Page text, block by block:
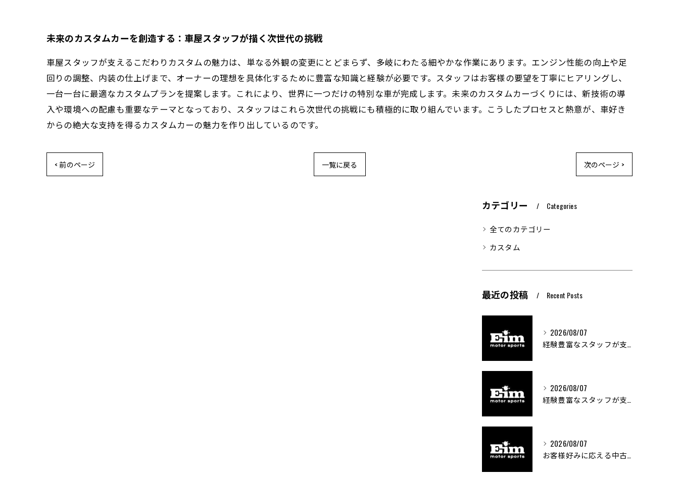
未来のカスタムカーを創造する：車屋スタッフが描く次世代の挑戦
車屋スタッフが支えるこだわりカスタムの魅力は、単なる外観の変更にとどまらず、多岐にわたる細やかな作業にあります。エンジン性能の向上や足
回りの調整、内装の仕上げまで、オーナーの理想を具体化するために豊富な知識と経験が必要です。スタッフはお客様の要望を丁寧にヒアリングし、
一台一台に最適なカスタムプランを提案します。これにより、世界に一つだけの特別な車が完成します。未来のカスタムカーづくりには、新技術の導
入や環境への配慮も重要なテーマとなっており、スタッフはこれら次世代の挑戦にも積極的に取り組んでいます。こうしたプロセスと熱意が、車好き
からの絶大な支持を得るカスタムカーの魅力を作り出しているのです。
< 前のページ 一覧に戻る 次のページ >
カテゴリー Categories
全てのカテゴリー
カスタム
最近の投稿 Recent Posts
2026/08/07
経験豊富なスタッフが支える車両カスタムの魅力
2026/08/07
経験豊富なスタッフが支える車のカスタム技術とは
2026/08/07
お客様好みに応える中古車探しの秘訣